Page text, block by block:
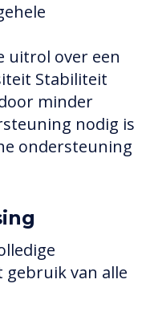
uitrol over een
Stabiliteit
minder
nodig is
ondersteuning
van alle